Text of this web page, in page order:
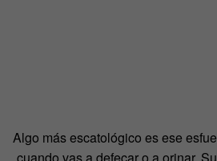
Algo más escatológico es ese